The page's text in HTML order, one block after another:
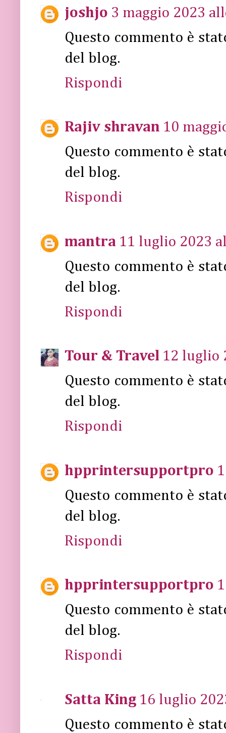
joshjo 3 maggio 2023
Questo commento è
del blog.
Rispondi
Rajiv shravan 10
Questo commento è
del blog.
Rispondi
mantra 11 luglio 2023
Questo commento è
del blog.
Rispondi
Tour & Travel 12 luglio
Questo commento è
del blog.
Rispondi
hpprintersupportpro
Questo commento è
del blog.
Rispondi
hpprintersupportpro
Questo commento è
del blog.
Rispondi
Satta King 16 luglio
Questo commento è